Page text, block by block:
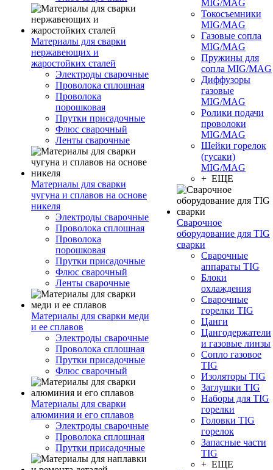
Материалы для сварки
нержавеющих и
жаростойких сталей
Электроды сварочные
Проволока сплошная
Проволока
порошковая
Прутки присадочные
Флюс сварочный
Ленты сварочные
Материалы для сварки
чугуна и сплавов на основе
никеля
Электроды сварочные
Проволока сплошная
Проволока
порошковая
Прутки присадочные
Флюс сварочный
Ленты сварочные
Материалы для сварки меди
и ее сплавов
Электроды сварочные
Проволока сплошная
Прутки присадочные
Флюс сварочный
Материалы для сварки
алюминия и его сплавов
Электроды сварочные
Проволока сплошная
Прутки присадочные
MIG/MAG
Токосъемники
MIG/MAG
Газовые сопла
MIG/MAG
Пружины для
сопла MIG/MAG
Диффузоры
газовые
MIG/MAG
Ролики подачи
проволоки
MIG/MAG
Шейки горелок
(гусаки)
MIG/MAG
+ ЕЩЕ
Сварочное
оборудование для TIG
сварки
Сварочные
аппараты TIG
Блоки
охлаждения
Сварочные
горелки TIG
Цанги
Цангодержатели
и газовые линзы
Сопло газовое
TIG
Изоляторы TIG
Заглушки TIG
Наборы для TIG
горелки
Головки TIG
горелок
Запасные части
TIG
+ ЕЩЕ